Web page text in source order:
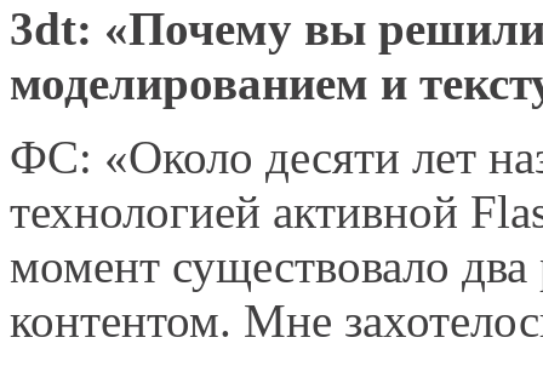
3dt: «Почему вы
моделированием и
ФС: «Около десяти лет
технологией активной
момент существовало
контентом. Мне